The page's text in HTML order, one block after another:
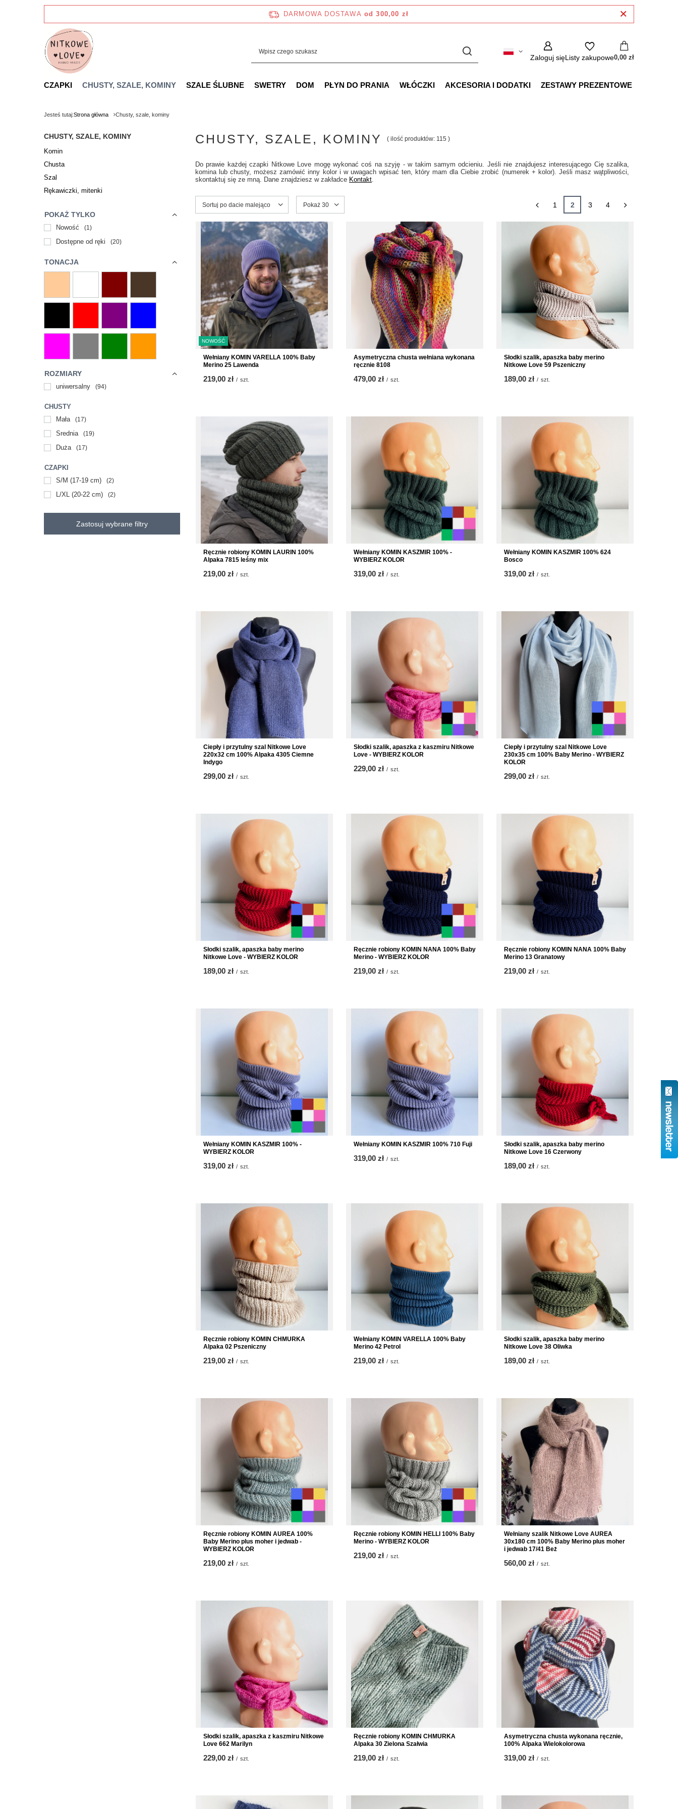
DARMOWA DOSTAWA od 300,00 zł
Zaloguj sięListy zakupowe0,00 zł
CZAPKI CHUSTY, SZALE, KOMINY SZALE ŚLUBNE SWETRY DOM PŁYN DO PRANIA WŁÓCZKI AKCESORIA I DODATKI ZESTAWY PREZENTOWE
Jesteś tutaj:Strona główna Chusty, szale, kominy
CHUSTY, SZALE, KOMINY
Komin
Chusta
Szal
Rękawiczki, mitenki
POKAŻ TYLKO
Nowość 1
Dostępne od ręki 20
TONACJA
ROZMIARY
uniwersalny 94
CHUSTY
Mała
17
Średnia 19
Duża 17
CZAPKI
S/M (17-19 cm)
2
L/XL (20-22 cm) 2
Zastosuj wybrane filtry
CHUSTY, SZALE, KOMINY ( ilość produktów: 115 )
Do prawie każdej czapki Nitkowe Love mogę wykonać coś na szyję - w takim samym odcieniu. Jeśli nie znajdujesz interesującego Cię szalika,
komina lub chusty, możesz zamówić inny kolor i w uwagach wpisać ten, który mam dla Ciebie zrobić (numerek + kolor). Jeśli masz wątpliwości,
skontaktuj się ze mną. Dane znajdziesz w zakładce Kontakt.
Zmień sortowanie
Sortuj po dacie malejąco Zmień ilość wyświetlanych produktów
Pokaż 30 1 2 3 4
NOWOŚĆ
Wełniany KOMIN VARELLA 100% Baby
Merino 25 Lawenda
219,00 zł / szt.
Asymetryczna chusta wełniana wykonana
ręcznie 8108
479,00 zł / szt.
Słodki szalik, apaszka baby merino
Nitkowe Love 59 Pszeniczny
189,00 zł / szt.
Ręcznie robiony KOMIN LAURIN 100%
Alpaka 7815 leśny mix
219,00 zł / szt.
Wełniany KOMIN KASZMIR 100% -
WYBIERZ KOLOR
319,00 zł / szt.
Wełniany KOMIN KASZMIR 100% 624
Bosco
319,00 zł / szt.
Ciepły i przytulny szal Nitkowe Love
220x32 cm 100% Alpaka 4305 Ciemne
Indygo
299,00 zł / szt.
Słodki szalik, apaszka z kaszmiru Nitkowe
Love - WYBIERZ KOLOR
229,00 zł / szt.
Ciepły i przytulny szal Nitkowe Love
230x35 cm 100% Baby Merino - WYBIERZ
KOLOR
299,00 zł / szt.
Słodki szalik, apaszka baby merino
Nitkowe Love - WYBIERZ KOLOR
189,00 zł / szt.
Ręcznie robiony KOMIN NANA 100% Baby
Merino - WYBIERZ KOLOR
219,00 zł / szt.
Ręcznie robiony KOMIN NANA 100% Baby
Merino 13 Granatowy
219,00 zł / szt.
Wełniany KOMIN KASZMIR 100% -
WYBIERZ KOLOR
319,00 zł / szt.
Wełniany KOMIN KASZMIR 100% 710 Fuji
319,00 zł / szt.
Słodki szalik, apaszka baby merino
Nitkowe Love 16 Czerwony
189,00 zł / szt.
Ręcznie robiony KOMIN CHMURKA
Alpaka 02 Pszeniczny
219,00 zł / szt.
Wełniany KOMIN VARELLA 100% Baby
Merino 42 Petrol
219,00 zł / szt.
Słodki szalik, apaszka baby merino
Nitkowe Love 38 Oliwka
189,00 zł / szt.
Ręcznie robiony KOMIN AUREA 100%
Baby Merino plus moher i jedwab -
WYBIERZ KOLOR
219,00 zł / szt.
Ręcznie robiony KOMIN HELLI 100% Baby
Merino - WYBIERZ KOLOR
219,00 zł / szt.
Wełniany szalik Nitkowe Love AUREA
30x180 cm 100% Baby Merino plus moher
i jedwab 17/41 Beż
560,00 zł / szt.
Słodki szalik, apaszka z kaszmiru Nitkowe
Love 662 Marilyn
229,00 zł / szt.
Ręcznie robiony KOMIN CHMURKA
Alpaka 30 Zielona Szałwia
219,00 zł / szt.
Asymetryczna chusta wykonana ręcznie,
100% Alpaka Wielokolorowa
319,00 zł / szt.